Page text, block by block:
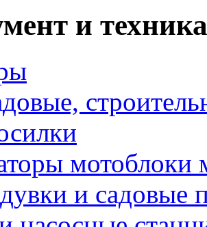
и
мотоблоки
и садовые